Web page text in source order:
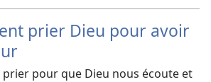
prier Dieu pour avoir
prier pour que Dieu nous écoute et